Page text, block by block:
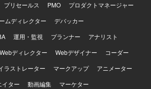
サイド開発を行っております。RESTful
やMySQL、Redis等のデータベースを利
ます。クラウド環境やコンテナ環境上で
、GitHub等を用いた開発管理を行ってお
む各種開発ツールも活用しながら開発
プリセールス PMO
プロダクトマネージャー
ムディレクター
デバッカー
運用・監視 プランナー
アナリスト
Webディレクター Webデザイナー
コーダー
ラストレーター マークアップ
アニメーター
イター 動画編集
マーケター